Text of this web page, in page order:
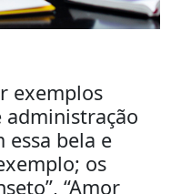
exemplos
administração
bela e
os
“Amor